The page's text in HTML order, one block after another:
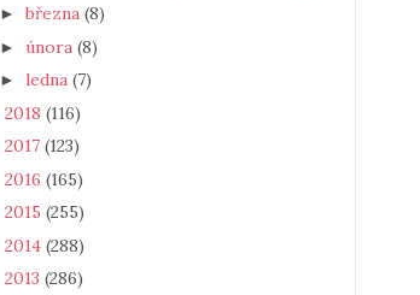
► března (8)
► února (8)
► ledna (7)
2018 (116)
2017 (123)
2016 (165)
2015 (255)
2014 (288)
2013 (286)